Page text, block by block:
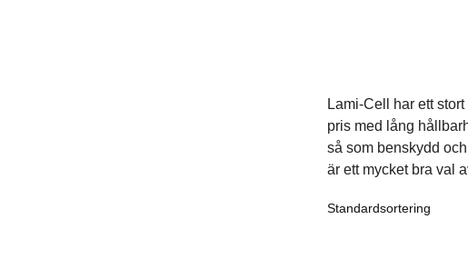
Lami-Cell har ett
pris med lång
så som benskydd
är ett mycket bra val